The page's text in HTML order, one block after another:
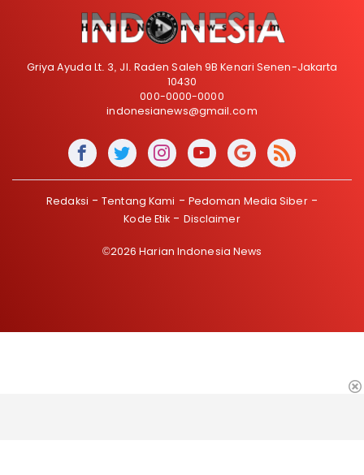
Griya Ayuda Lt. 3, Jl. Raden Saleh 9B Kenari Senen-Jakarta
10430
000-0000-0000
indonesianews@gmail.com
Redaksi Tentang Kami
Pedoman Media Siber
Kode Etik
Disclaimer
©2026 Harian Indonesia News